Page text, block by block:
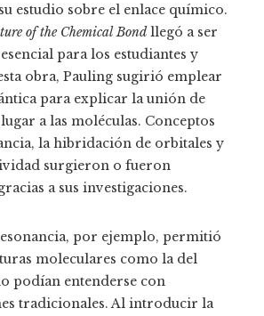
estudio sobre el enlace químico.
of the Chemical Bondllegó a ser
para los estudiantes y
obra, Pauling sugirió emplear
para explicar la unión de
a las moléculas. Conceptos
la hibridación de orbitales y
surgieron o fueron
a sus investigaciones.
por ejemplo, permitió
moleculares como la del
podían entenderse con
tradicionales. Al introducir la